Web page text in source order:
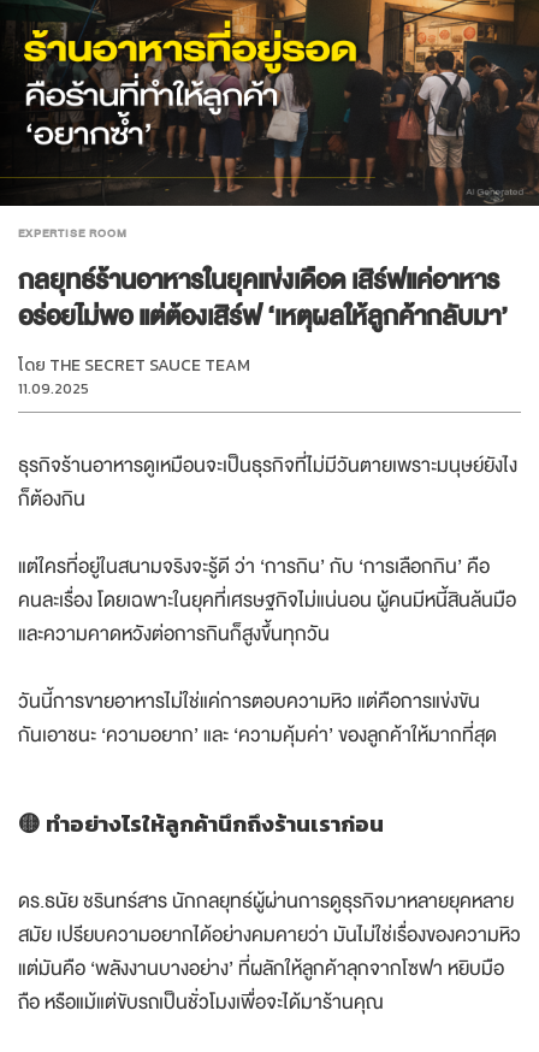
EXPERTISE ROOM
กลยุทธ์ร้านอาหารในยุคแข่งเดือด เสิร์ฟแค่อาหาร
อร่อยไม่พอ แต่ต้องเสิร์ฟ ‘เหตุผลให้ลูกค้ากลับมา’
โดย THE SECRET SAUCE TEAM
11.09.2025
ธุรกิจร้านอาหารดูเหมือนจะเป็นธุรกิจที่ไม่มีวันตายเพราะมนุษย์ยังไง
ก็ต้องกิน
แต่ใครที่อยู่ในสนามจริงจะรู้ดี ว่า ‘การกิน’ กับ ‘การเลือกกิน’ คือ
คนละเรื่อง โดยเฉพาะในยุคที่เศรษฐกิจไม่แน่นอน ผู้คนมีหนี้สินล้นมือ
และความคาดหวังต่อการกินก็สูงขึ้นทุกวัน
วันนี้การขายอาหารไม่ใช่แค่การตอบความหิว แต่คือการแข่งขัน
กันเอาชนะ ‘ความอยาก’ และ ‘ความคุ้มค่า’ ของลูกค้าให้มากที่สุด
🟡 ทำอย่างไรให้ลูกค้านึกถึงร้านเราก่อน
ดร.ธนัย ชรินทร์สาร นักกลยุทธ์ผู้ผ่านการดูธุรกิจมาหลายยุคหลาย
สมัย เปรียบความอยากได้อย่างคมคายว่า มันไม่ใช่เรื่องของความหิว
แต่มันคือ ‘พลังงานบางอย่าง’ ที่ผลักให้ลูกค้าลุกจากโซฟา หยิบมือ
ถือ หรือแม้แต่ขับรถเป็นชั่วโมงเพื่อจะได้มาร้านคุณ